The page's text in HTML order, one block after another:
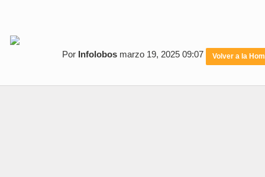
Por Infolobos marzo 19, 2025 09:07 Volver a la